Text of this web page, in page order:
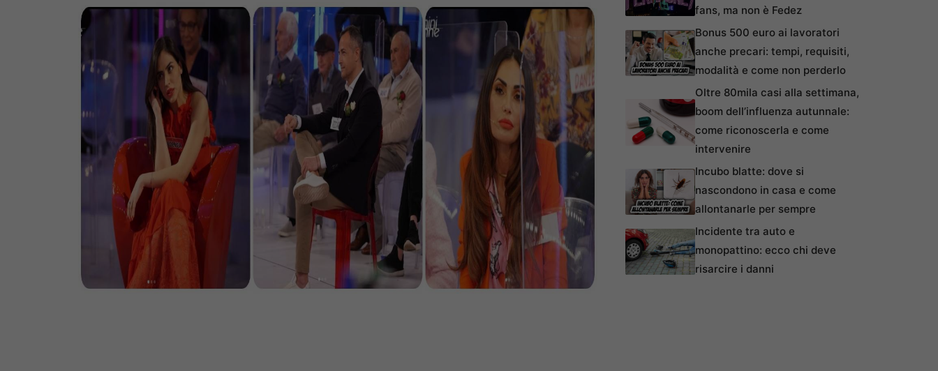
fans, ma non è Fedez
Bonus 500 euro ai lavoratori
anche precari: tempi, requisiti,
modalità e come non perderlo
Oltre 80mila casi alla settimana,
boom dell’influenza autunnale:
come riconoscerla e come
intervenire
Incubo blatte: dove si
nascondono in casa e come
allontanarle per sempre
Incidente tra auto e
monopattino: ecco chi deve
risarcire i danni